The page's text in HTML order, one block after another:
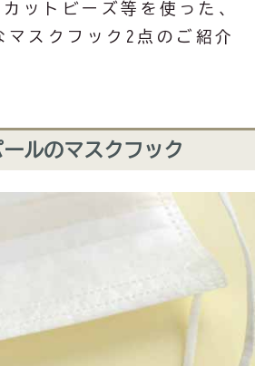
カットビーズ等を使った、
マスクフック2点のご紹介
ールのマスクフック